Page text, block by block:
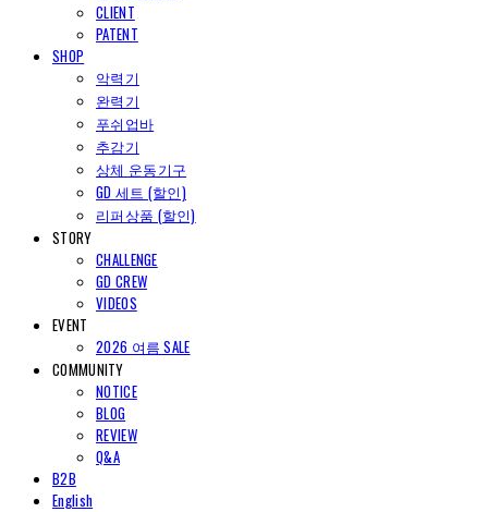
CLIENT
PATENT
SHOP
악력기
완력기
푸쉬업바
추감기
상체 운동기구
GD 세트 (할인)
리퍼상품 (할인)
STORY
CHALLENGE
GD CREW
VIDEOS
EVENT
2026 여름 SALE
COMMUNITY
NOTICE
BLOG
REVIEW
Q&A
B2B
English